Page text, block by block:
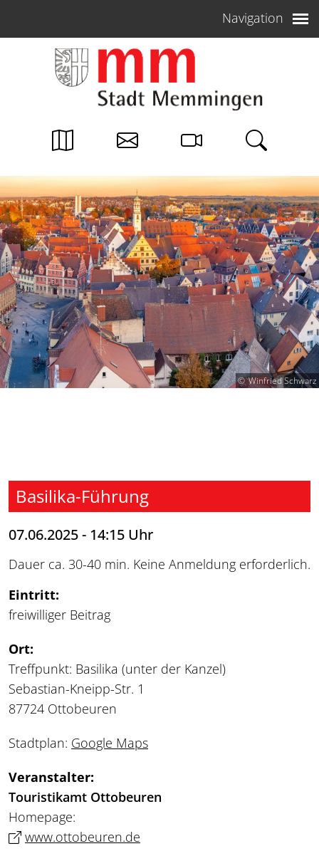
Navigation
Winfried Schwarz
Basilika-Führung
07.06.2025 - 14:15 Uhr
Dauer ca. 30-40 min. Keine Anmeldung erforderlich.
Eintritt:
freiwilliger Beitrag
Ort:
Treffpunkt: Basilika (unter der Kanzel)
Sebastian-Kneipp-Str. 1
87724 Ottobeuren
Stadtplan: Google Maps
Veranstalter:
Touristikamt Ottobeuren
Homepage:
www.ottobeuren.de